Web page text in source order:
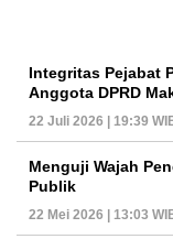
Integritas Pejabat
Anggota DPRD
22 Juli 2026 | 19:39
Menguji Wajah
Publik
22 Mei 2026 | 13:03